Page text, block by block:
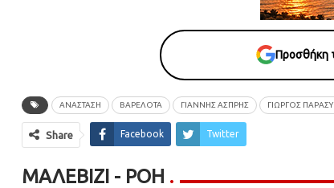
Προσθήκη
ΑΝΑΣΤΑΣΗ ΒΑΡΕΛΟΤΑ ΓΙΑΝΝΗΣ ΑΣΠΡΗΣ ΓΙΩΡΓΟΣ
Share Facebook Twitter
ΜΑΛΕΒΊΖΙ - ΡΟΗ